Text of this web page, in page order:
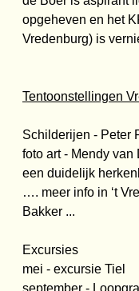
opgeheven en het
Vredenburg) is
Tentoonstellingen
Schilderijen - Peter
foto art - Mendy
een duidelijk
…. meer info in ‘t
Bakker ...
Excursies
mei - excursie Tiel
september -